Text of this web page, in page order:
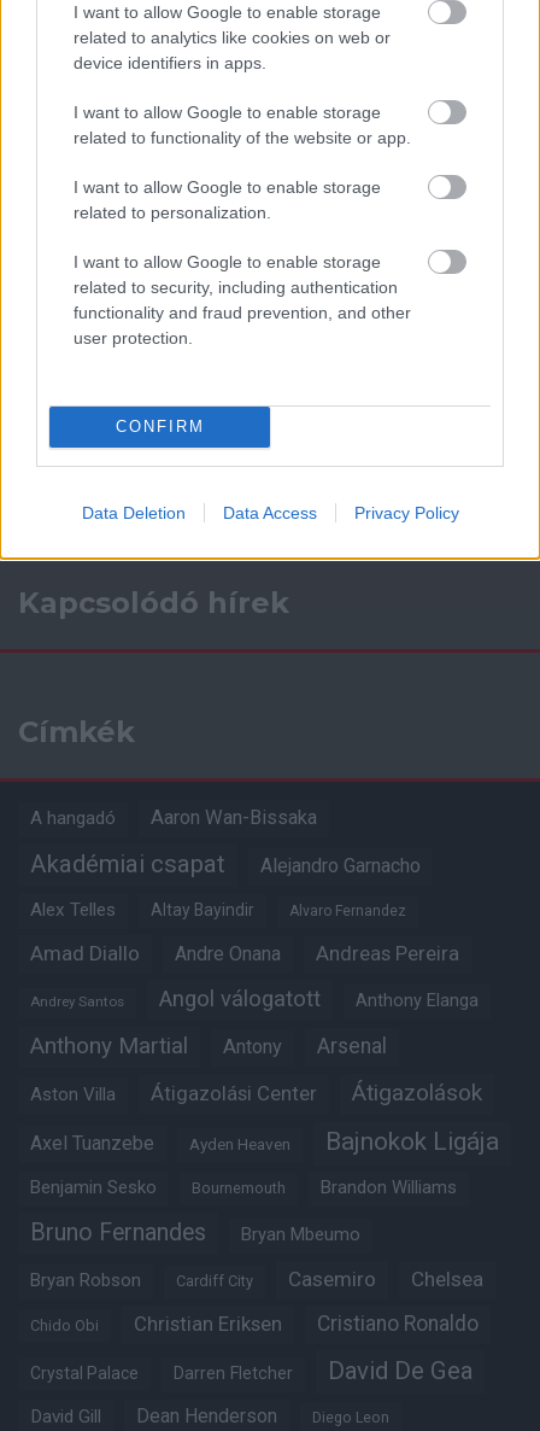
I want to allow Google to enable storage
related to analytics like cookies on web or
device identifiers in apps.
I want to allow Google to enable storage
related to functionality of the website or app.
I want to allow Google to enable storage
related to personalization.
I want to allow Google to enable storage
related to security, including authentication
functionality and fraud prevention, and other
user protection.
CONFIRM
Data Deletion Data Access Privacy Policy
1 nap 15 óra 57 perc 53 másodperc
Leeds Unitedvs Manchester United2026-08-12 20:30
ELŐZŐ MÉRKŐZÉSEK
Támogatás
a ManUtdFanatics.hu működését!
Kapcsolódó hírek
Címkék
A hangadó Aaron Wan-Bissaka
Akadémiai csapat Alejandro Garnacho
Alex Telles Altay Bayindir Alvaro Fernandez
Amad Diallo Andre Onana Andreas Pereira
Andrey Santos Angol válogatott Anthony Elanga
Anthony Martial Antony Arsenal
Aston Villa Átigazolási Center Átigazolások
Axel Tuanzebe Ayden Heaven Bajnokok Ligája
Benjamin Sesko Bournemouth Brandon Williams
Bruno Fernandes Bryan Mbeumo
Bryan Robson Cardiff City Casemiro Chelsea
Chido Obi Christian Eriksen Cristiano Ronaldo
Crystal Palace Darren Fletcher David De Gea
David Gill Dean Henderson Diego Leon